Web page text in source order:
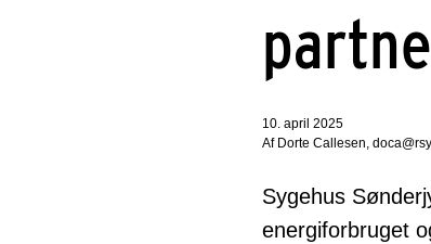
10. april 2025
Af Dorte Callesen,
Sygehus
energiforbruget